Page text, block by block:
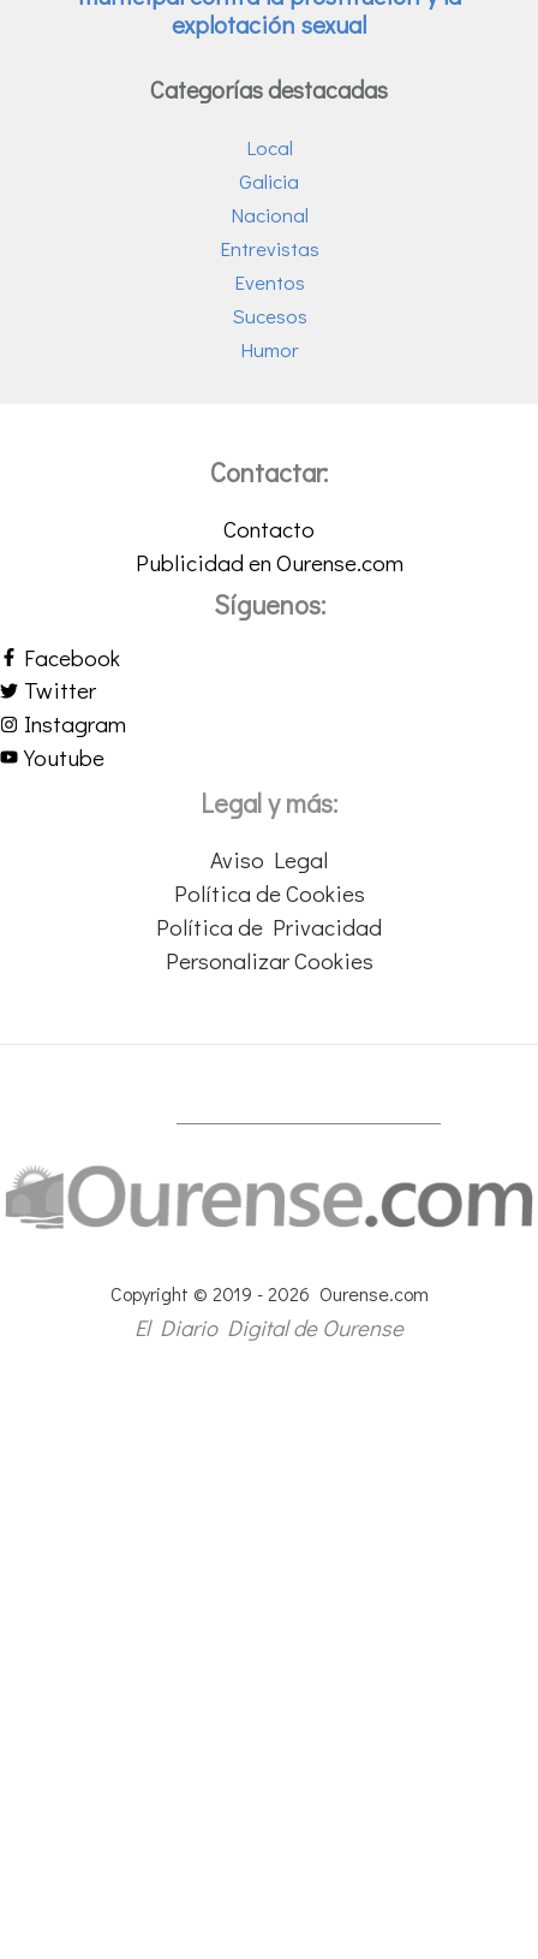
Categorías destacadas
Local
Galicia
Nacional
Entrevistas
Eventos
Sucesos
Humor
Contactar:
Contacto
Publicidad en Ourense.com
Síguenos:
Facebook
Twitter
Instagram
Youtube
Legal y más:
Aviso Legal
Política de Cookies
Política de Privacidad
Personalizar Cookies
Copyright © 2019 - 2026 Ourense.com
El Diario Digital de Ourense